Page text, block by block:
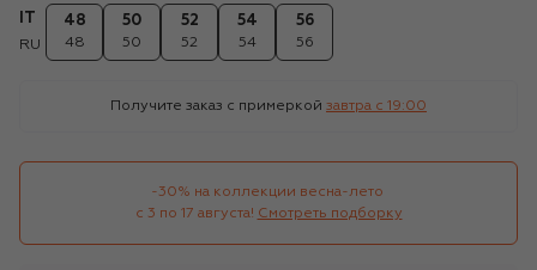
RU
48
48
50
50
52
52
54
54
56
56
Получите заказ с примеркой завтра c 19:00
-30% на коллекции весна-лето
с 3 по 17 августа! Смотреть подборку